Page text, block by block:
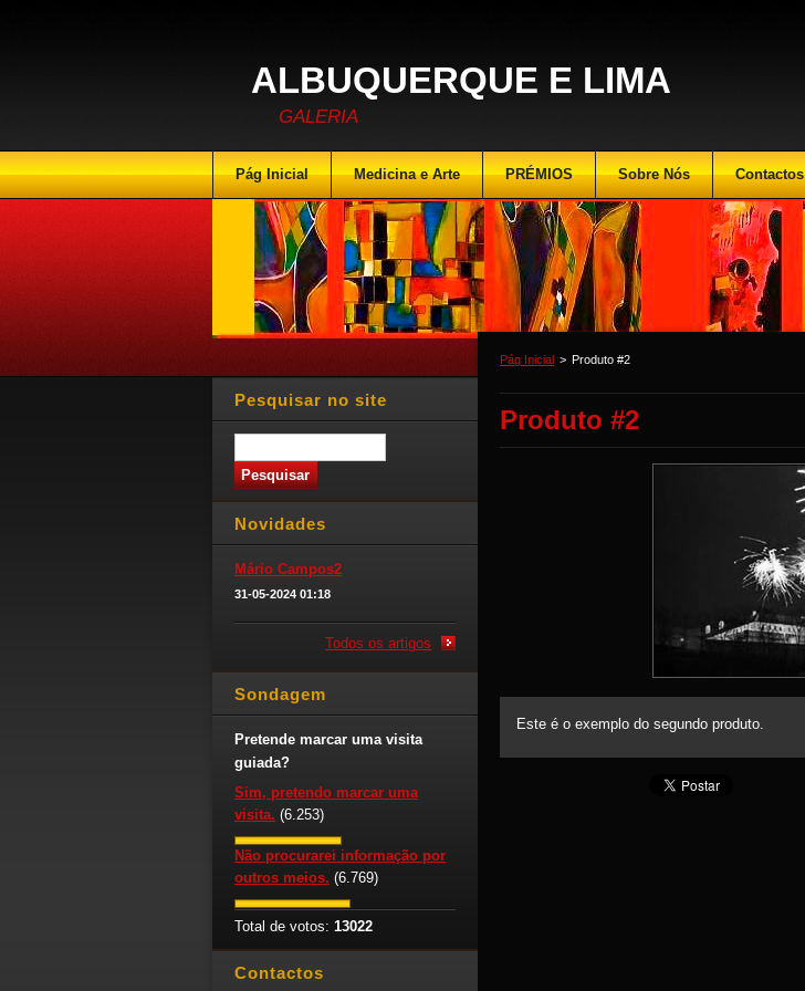
ALBUQUERQUE E LIMA
GALERIA
Pág Inicial > Produto #2
Produto #2
Este é o exemplo do segundo produto.
Pesquisar no site
Novidades
Mário Campos2
31-05-2024 01:18
Todos os artigos
Sondagem
Pretende marcar uma visita
guiada?
Sim, pretendo marcar uma
visita. (6.253)
Não procurarei informação por
outros meios. (6.769)
Total de votos: 13022
Contactos
Pág Inicial Medicina e Arte PRÉMIOS Sobre Nós Contactos